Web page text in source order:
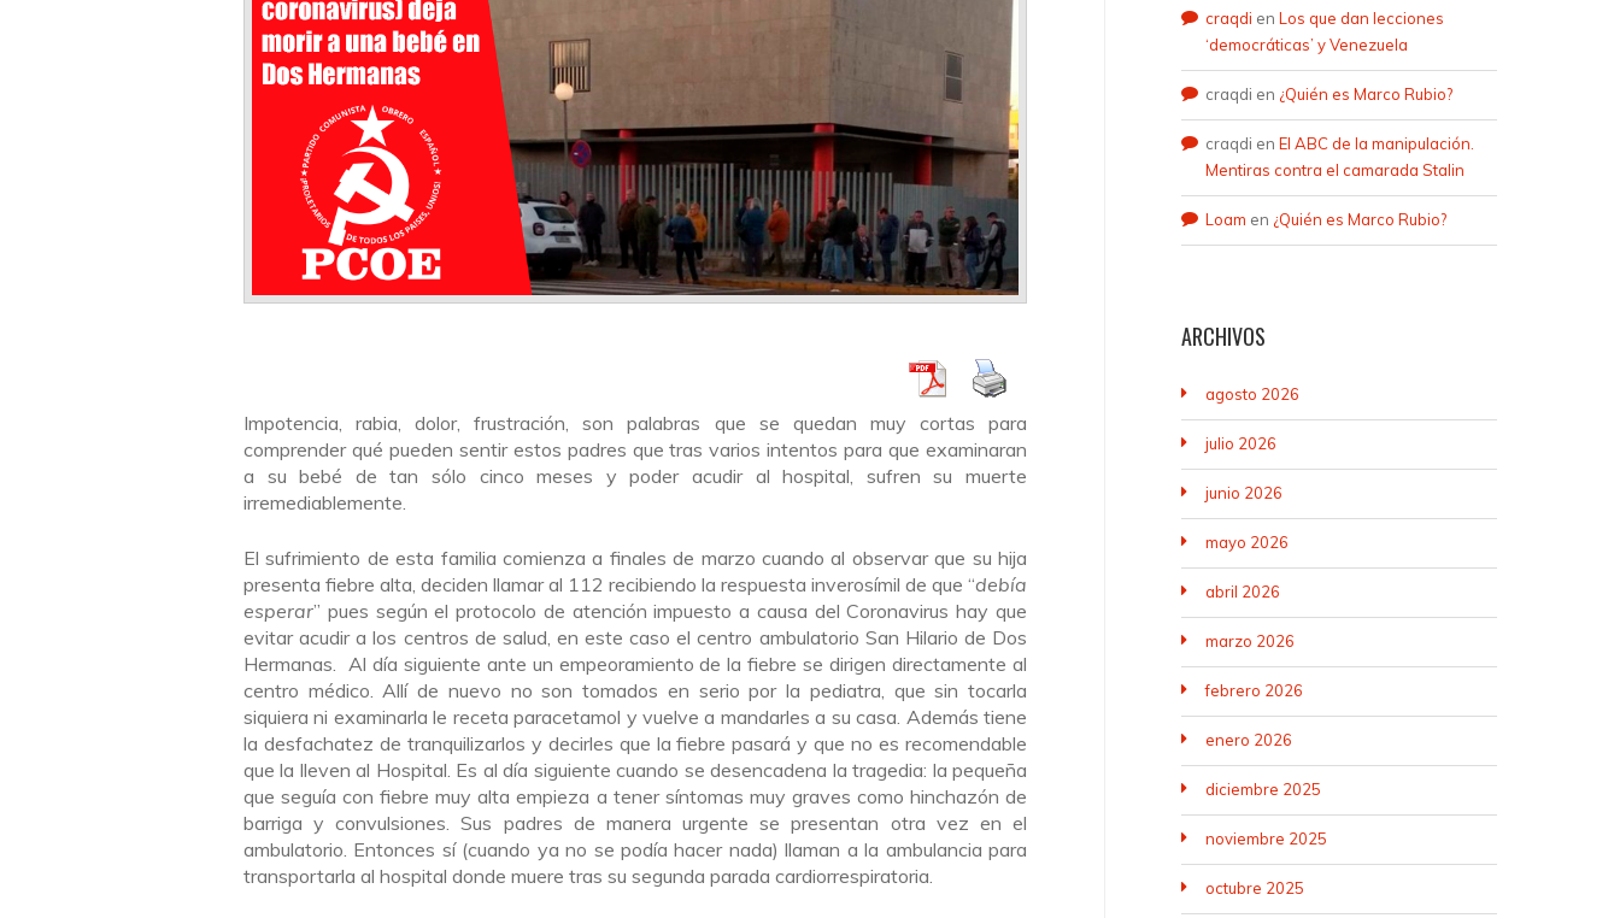
Impotencia, rabia, dolor, frustración, son palabras que se quedan muy cortas para
comprender qué pueden sentir estos padres que tras varios intentos para que examinaran
a su bebé de tan sólo cinco meses y poder acudir al hospital, sufren su muerte
irremediablemente.
El sufrimiento de esta familia comienza a finales de marzo cuando al observar que su hija
presenta fiebre alta, deciden llamar al 112 recibiendo la respuesta inverosímil de que “debía
esperar” pues según el protocolo de atención impuesto a causa del Coronavirus hay que
evitar acudir a los centros de salud, en este caso el centro ambulatorio San Hilario de Dos
Hermanas. Al día siguiente ante un empeoramiento de la fiebre se dirigen directamente al
centro médico. Allí de nuevo no son tomados en serio por la pediatra, que sin tocarla
siquiera ni examinarla le receta paracetamol y vuelve a mandarles a su casa. Además tiene
la desfachatez de tranquilizarlos y decirles que la fiebre pasará y que no es recomendable
que la lleven al Hospital. Es al día siguiente cuando se desencadena la tragedia: la pequeña
que seguía con fiebre muy alta empieza a tener síntomas muy graves como hinchazón de
barriga y convulsiones. Sus padres de manera urgente se presentan otra vez en el
ambulatorio. Entonces sí (cuando ya no se podía hacer nada) llaman a la ambulancia para
transportarla al hospital donde muere tras su segunda parada cardiorrespiratoria.
craqdi en Los que dan lecciones
‘democráticas’ y Venezuela
craqdi en ¿Quién es Marco Rubio?
craqdi en El ABC de la manipulación.
Mentiras contra el camarada Stalin
Loam en ¿Quién es Marco Rubio?
ARCHIVOS
agosto 2026
julio 2026
junio 2026
mayo 2026
abril 2026
marzo 2026
febrero 2026
enero 2026
diciembre 2025
noviembre 2025
octubre 2025